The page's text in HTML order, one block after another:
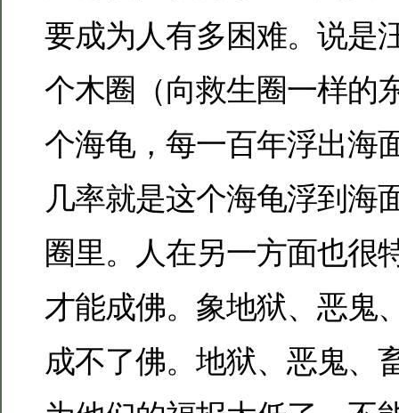
要成为人有多困难。说是
个木圈（向救生圈一样的
个海龟，每一百年浮出海
几率就是这个海龟浮到海
圈里。人在另一方面也很
才能成佛。象地狱、恶鬼
成不了佛。地狱、恶鬼、